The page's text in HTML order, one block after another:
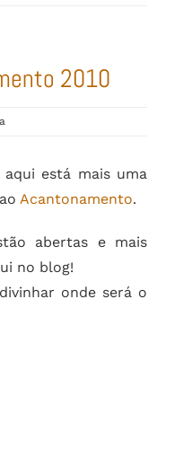
2010
aqui está mais uma
Acantonamento.
abertas e mais
no blog!
onde será o